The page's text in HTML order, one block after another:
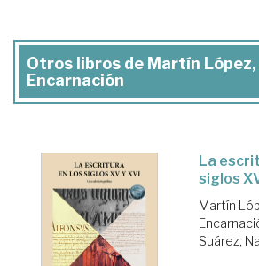
Otros libros de Martín López,
Encarnación
La
siglos
Martín
Suárez,